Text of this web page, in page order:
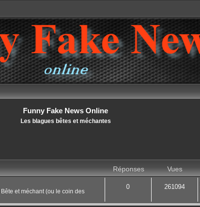
Funny Fake News Online
Les blagues bêtes et méchantes
Réponses Vues
Bête et méchant (ou le coin des
0 261094